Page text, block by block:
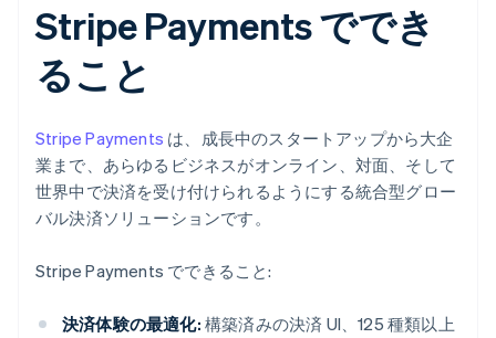
Stripe Payments ででき
ること
Stripe Payments は、成長中のスタートアップから大企
業まで、あらゆるビジネスがオンライン、対面、そして
世界中で決済を受け付けられるようにする統合型グロー
バル決済ソリューションです。
Stripe Payments でできること:
決済体験の最適化: 構築済みの決済 UI、125 種類以上